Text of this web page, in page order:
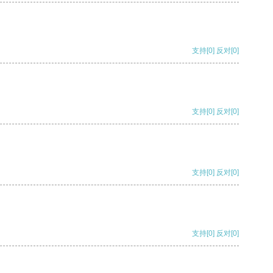
支持[0] 反对[0]
支持[0] 反对[0]
支持[0] 反对[0]
支持[0] 反对[0]